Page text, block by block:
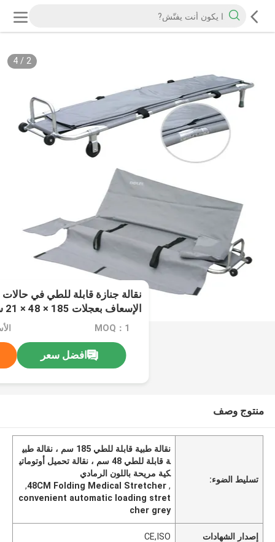
2
/
4
نقالة جنازة قابلة للطي في
الإسعاف بعجلات 185 × 48 × 21 سم ، رمادي
MOQ：1
افضل سعر
منتوج وصف
تسليط الضوء:
نقالة طبية قابلة للطي 185 سم ، نقالة طبي
ة قابلة للطي 48 سم ، نقالة تحميل أوتوماتي
كية مريحة باللون الرمادي
,
48CM Folding Medical Stretcher
,
convenient automatic loading stret
cher grey
إصدار الشهادات CE,ISO